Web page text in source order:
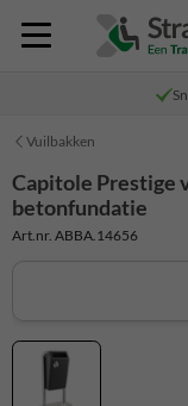
Vuilbakken
Capitole Prestige
betonfundatie
Art.nr. ABBA.14656